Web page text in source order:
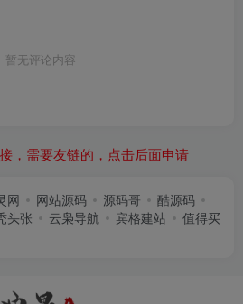
暂无评论内容
需要友链的，点击后面申请
网 网站源码 源码哥
酷源码
头张 云枭导航 宾格建站
值得买